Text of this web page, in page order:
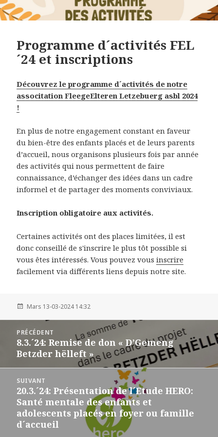
Programme d´activités FEL
´24 et inscriptions
Découvrez le programme d´activités de notre
associtation FleegeElteren Letzebuerg asbl 2024
!
En plus de notre engagement constant en faveur
du bien-être des enfants placés et de leurs parents
d’accueil, nous organisons plusieurs fois par année
des activités qui nous permettent de faire
connaissance, d’échanger des idées dans un cadre
informel et de partager des moments conviviaux.
Inscription obligatoire aux activités.
Certaines activités ont des places limitées, il est
donc conseillé de s'inscrire le plus tôt possible si
vous êtes intéressés. Vous pouvez vousinscrire
facilement via différents liens depuis notre site.
Mars 13-03-2024 14:32
navigation
PRÉCÉDENT
Précédent
8.3.´24: Remise de don « D’Gemeng
Betzder hëlleft »
SUIVANT
Suivant
20.3.´24: Présentation de l´Etude HERO:
Santé mentale des enfants et
adolescents placés en foyer ou famille
d´accueil